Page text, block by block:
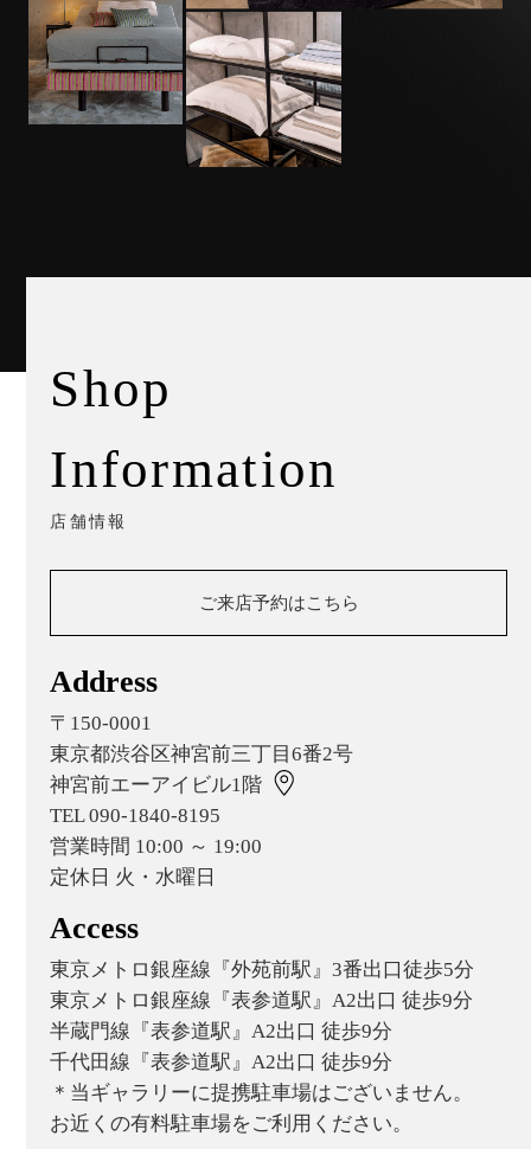
Shop
Information
店舗情報
ご来店予約はこちら
Address
〒150-0001
東京都渋谷区神宮前三丁目6番2号
神宮前エーアイビル1階
TEL 090-1840-8195
営業時間 10:00 ～ 19:00
定休日 火・水曜日
Access
東京メトロ銀座線『外苑前駅』3番出口徒歩5分
東京メトロ銀座線『表参道駅』A2出口 徒歩9分
半蔵門線『表参道駅』A2出口 徒歩9分
千代田線『表参道駅』A2出口 徒歩9分
＊当ギャラリーに提携駐車場はございません。
お近くの有料駐車場をご利用ください。